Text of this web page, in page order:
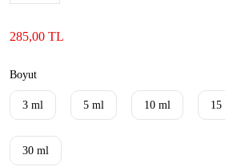
285,00 TL
Boyut
3 ml 5 ml 10 ml 15
30 ml